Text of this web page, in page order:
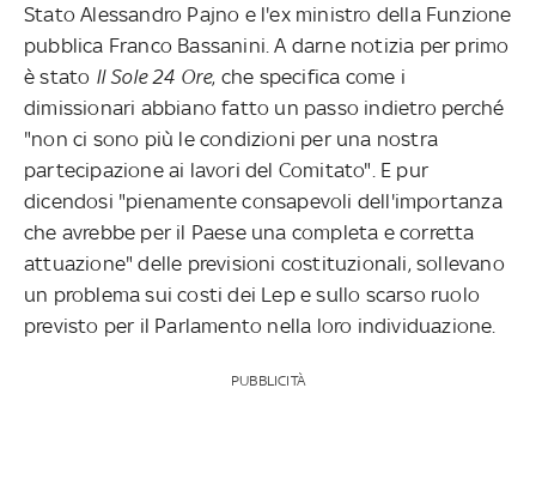
Stato Alessandro Pajno e l'ex ministro della Funzione
pubblica Franco Bassanini. A darne notizia per primo
è stato Il Sole 24 Ore, che specifica come i
dimissionari abbiano fatto un passo indietro perché
"non ci sono più le condizioni per una nostra
partecipazione ai lavori del Comitato". E pur
dicendosi "pienamente consapevoli dell'importanza
che avrebbe per il Paese una completa e corretta
attuazione" delle previsioni costituzionali, sollevano
un problema sui costi dei Lep e sullo scarso ruolo
previsto per il Parlamento nella loro individuazione.
PUBBLICITÀ